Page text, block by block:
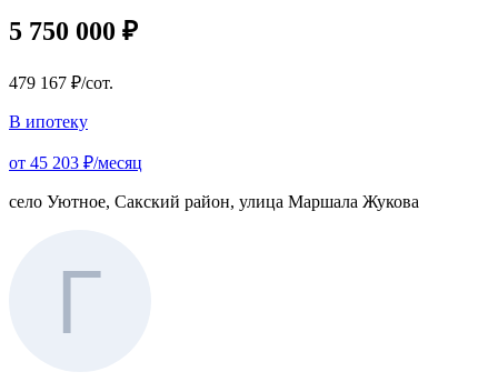
5 750 000 ₽
479 167 ₽/сот.
В ипотеку
от 45 203 ₽/месяц
село Уютное, Сакский район, улица Маршала Жукова